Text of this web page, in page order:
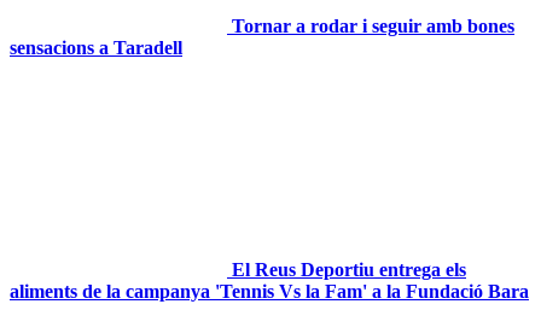
Tornar a rodar i seguir amb bones
sensacions a Taradell
El Reus Deportiu entrega els
aliments de la campanya 'Tennis Vs la Fam' a la Fundació Bara